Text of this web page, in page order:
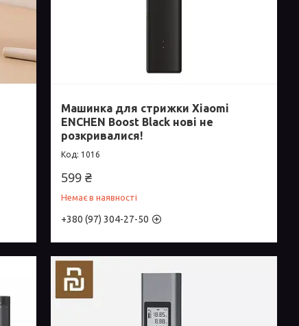
Машинка для стрижки Xiaomi
ENCHEN Boost Black нові не
розкривалися!
1016
599 ₴
Немає в наявності
+380 (97) 304-27-50